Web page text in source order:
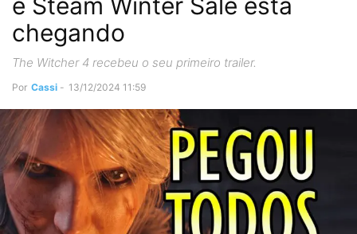
chegando
The Witcher 4 recebeu o seu primeiro trailer.
Por Cassi - 13/12/2024 11:59